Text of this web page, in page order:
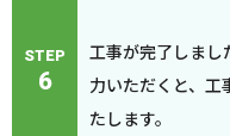
STEP
6
工事が完了しまし
力いただくと、工
たします。